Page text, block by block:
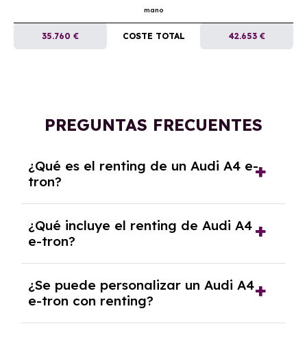
mano
35.760 € COSTE TOTAL 42.653 €
PREGUNTAS FRECUENTES
¿Qué es el renting de un Audi A4 e-
tron?
de alquiler a largo plazo en el que pagas una
cuota mensual fija por el uso del coche
durante un periodo determinado,
generalmente entre 2 y 5 años.
¿Qué incluye el renting de Audi A4
e-tron?
seguro a todo riesgo, mantenimiento,
reparaciones, impuestos, asistencia en
carretera y gestión de la documentación.
¿Se puede personalizar un Audi A4
e-tron con renting?